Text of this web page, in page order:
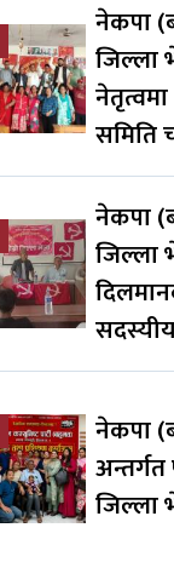
नेकपा
जिल्ला
समिति
नेकपा
जिल्ला
नेकपा
जिल्ला